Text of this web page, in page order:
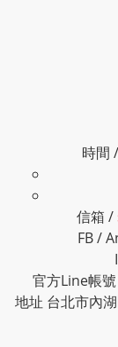
時間
信箱 /
FB /
官方Line帳號
地址 台北市內